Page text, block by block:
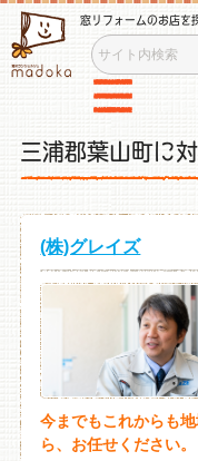
窓リフォームのお店を
三浦郡葉山町に
(株)グレイズ
今までもこれからも
ら、お任せください。